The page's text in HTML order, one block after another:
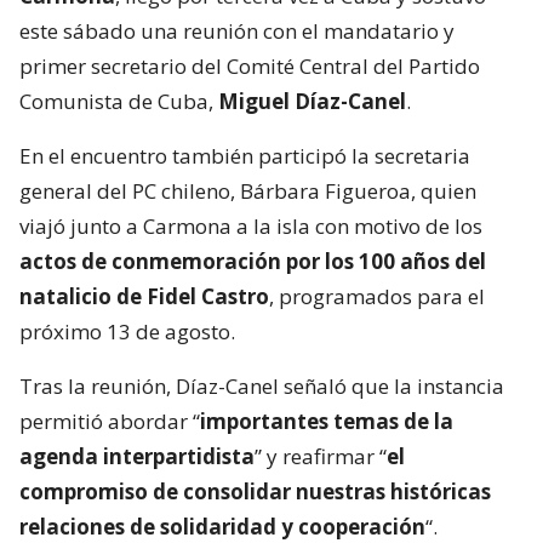
este sábado una reunión con el mandatario y
primer secretario del Comité Central del Partido
Comunista de Cuba, Miguel Díaz-Canel.
En el encuentro también participó la secretaria
general del PC chileno, Bárbara Figueroa, quien
viajó junto a Carmona a la isla con motivo de los
actos de conmemoración por los 100 años del
natalicio de Fidel Castro, programados para el
próximo 13 de agosto.
Tras la reunión, Díaz-Canel señaló que la instancia
permitió abordar “importantes temas de la
agenda interpartidista” y reafirmar “el
compromiso de consolidar nuestras históricas
relaciones de solidaridad y cooperación“.